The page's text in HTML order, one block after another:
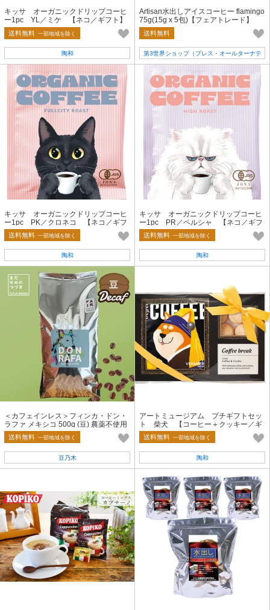
キッサ オーガニックドリップコーヒ
ー1pc YL／ミケ 【ネコ／ギフト】
送料無料 一部地域を除く
陶和
Artisan水出しアイスコーヒー flamingo
75g(15g x 5包)【フェアトレード】
【夏のおすすめ】
送料無料
第3世界ショップ（プレス・オールターナテ
ィブ）
キッサ オーガニックドリップコーヒ
ー1pc PK／クロネコ 【ネコ／ギフ
ト】
送料無料 一部地域を除く
陶和
キッサ オーガニックドリップコーヒ
ー1pc PR／ペルシャ 【ネコ／ギフ
ト】
送料無料 一部地域を除く
陶和
＜カフェインレス＞フィンカ・ドン・
ラファ メキシコ 500g (豆) 農薬不使用
【フェアトレード】
送料無料 一部地域を除く
豆乃木
アートミュージアム プチギフトセッ
ト 柴犬 【コーヒー＋クッキー／ギ
フト】
送料無料 一部地域を除く
陶和